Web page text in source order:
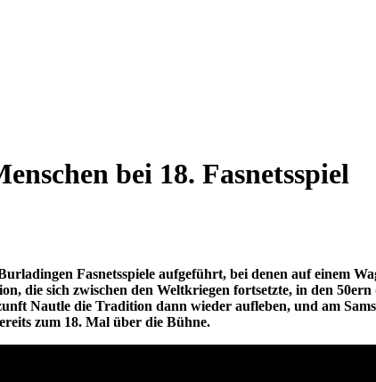
bei 18. Fasnetsspiel
Fasnetsspiele aufgeführt, bei denen auf einem
die sich zwischen den Weltkriegen fortsetzte, in den
Nautle die Tradition dann wieder aufleben, und am
zum 18. Mal über die Bühne.